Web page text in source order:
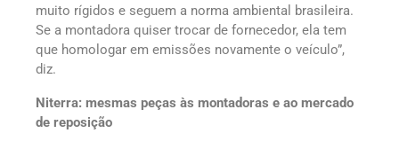
muito rígidos e seguem a norma ambiental brasileira.
Se a montadora quiser trocar de fornecedor, ela tem
que homologar em emissões novamente o veículo”,
diz.
Niterra: mesmas peças às montadoras e ao mercado
de reposição